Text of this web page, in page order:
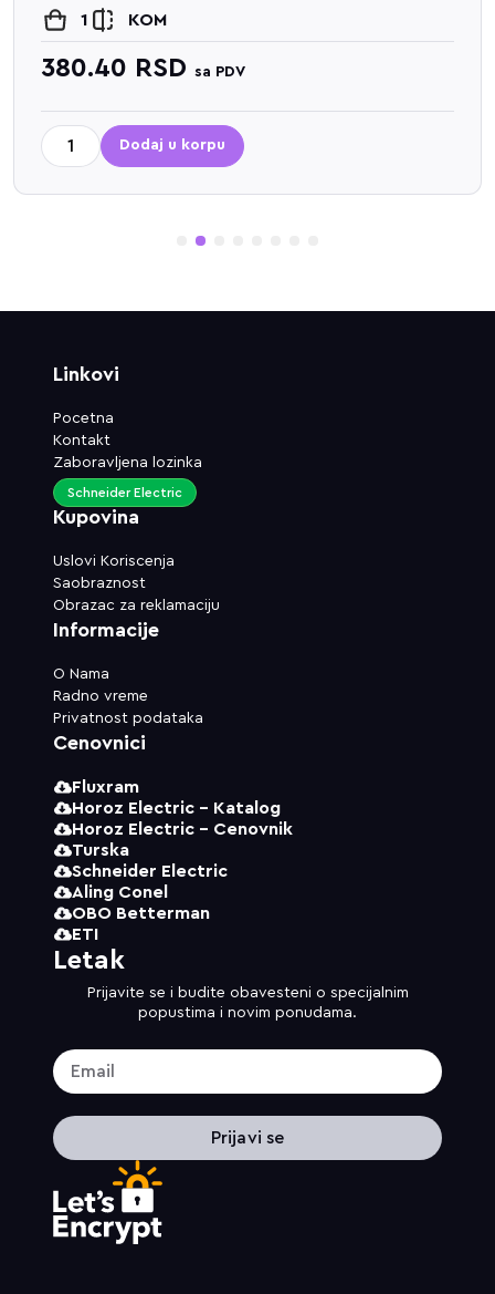
1 KOM
380.40 RSD sa PDV
Dodaj u korpu
5
Linkovi
Pocetna
Kontakt
Zaboravljena lozinka
Kupovina
Uslovi Koriscenja
Saobraznost
Obrazac za reklamaciju
Schneider Electric
Informacije
O Nama
Radno vreme
Privatnost podataka
Cenovnici
Fluxram
Horoz Electric - Katalog
Horoz Electric - Cenovnik
Turska
Schneider Electric
Aling Conel
OBO Betterman
ETI
Letak
Prijavite se i budite obavesteni o specijalnim
popustima i novim ponudama.
Prijavi se